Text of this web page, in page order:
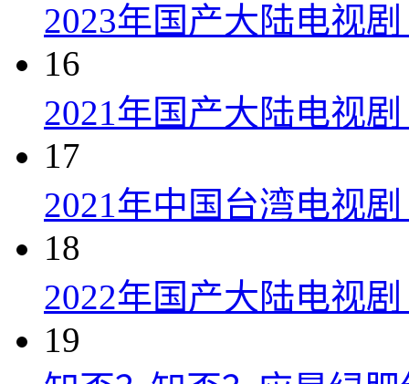
2023年国产大陆电视
16
2021年国产大陆电视
17
2021年中国台湾电视
18
2022年国产大陆电视
19